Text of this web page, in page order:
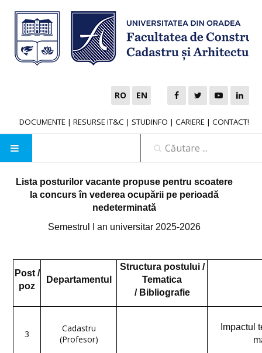
RO EN
DOCUMENTE | RESURSE IT&C | STUDINFO | CARIERE | CONTACT!
ADMITERE
Proiect FDI
Centru de conectivitate cu tehnologiile digitale (CCTD)
Mai multe despre proiect FDI
Proiecte
Lista posturilor vacante propuse pentru scoatere
la concurs în vederea ocupării pe perioadă
nedeterminată
Semestrul I an universitar 2025-2026
Post /
poz
Departamentul
Structura postului/
Tematica
/ Bibliografie
3
Cadastru
(Profesor)
Impactul